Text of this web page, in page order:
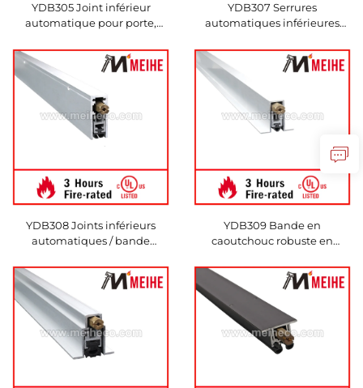
YDB305 Joint inférieur
automatique pour porte,
inférieur automatique
YDB307 Serrures
automatiques inférieures
surface Serrures inférieures à
chute automatique Serrures
inférieures Sous la porte
YDB308 Joints inférieurs
automatiques / bande
montée en surface, étanche à
la poussière et au vent
YDB309 Bande en
caoutchouc robuste en
automatique de porte, joints
inférieurs rabattables